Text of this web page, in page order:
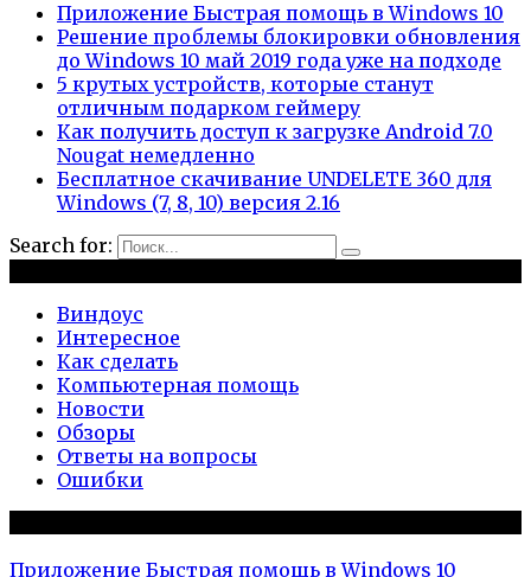
Приложение Быстрая помощь в Windows 10
Решение проблемы блокировки обновления
до Windows 10 май 2019 года уже на подходе
5 крутых устройств, которые станут
отличным подарком геймеру
Как получить доступ к загрузке Android 7.0
Nougat немедленно
Бесплатное скачивание UNDELETE 360 для
Windows (7, 8, 10) версия 2.16
Search for:
Виндоус
Интересное
Как сделать
Компьютерная помощь
Новости
Обзоры
Ответы на вопросы
Ошибки
Приложение Быстрая помощь в Windows 10